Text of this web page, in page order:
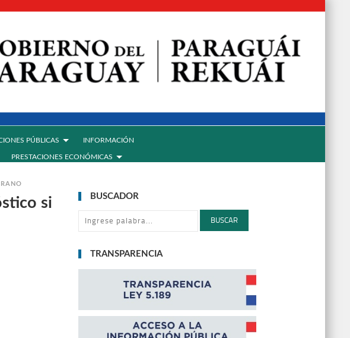
PÚBLICAS INFORMACIÓN
PRESTACIONES ECONÓMICAS
si
BUSCADOR
BUSCAR
TRANSPARENCIA